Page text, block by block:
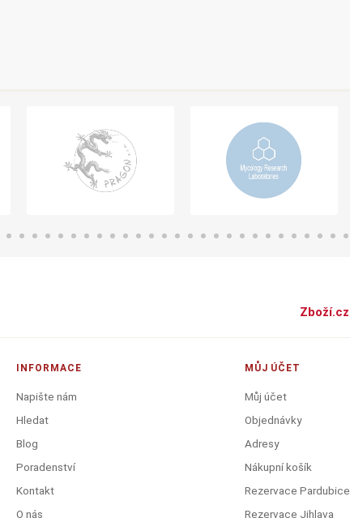
Zboží.cz
INFORMACE
Napište nám
Hledat
Blog
Poradenství
Kontakt
O nás
MŮJ ÚČET
Můj účet
Objednávky
Adresy
Nákupní košík
Rezervace Pardubice
Rezervace Jihlava